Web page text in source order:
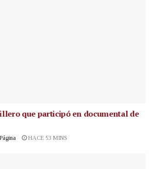
que participó en documental de
HACE 53 MINS